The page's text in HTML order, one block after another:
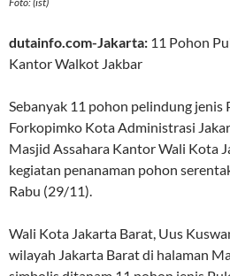
dutainfo.com-Jakarta: 11 Pohon
Kantor Walkot Jakbar
Sebanyak 11 pohon pelindung jenis
Forkopimko Kota Administrasi
Masjid Assahara Kantor Wali Kota
kegiatan penanaman pohon
Rabu (29/11).
Wali Kota Jakarta Barat, Uus
wilayah Jakarta Barat di halaman